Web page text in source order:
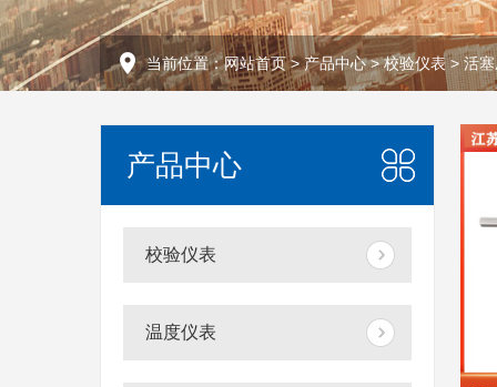
当前位置：网站首页>产品中心>校验仪表>活
产品中心
校验仪表
温度仪表